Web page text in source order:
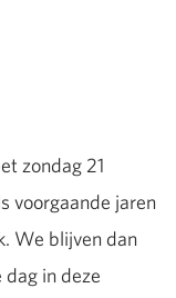
zondag 21
voorgaande jaren
We blijven dan
in deze